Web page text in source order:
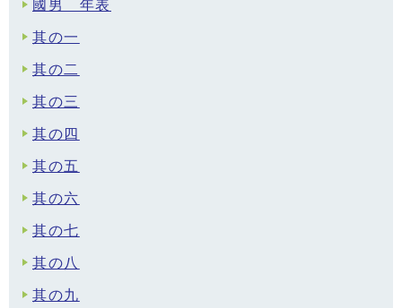
國男 年表
其の一
其の二
其の三
其の四
其の五
其の六
其の七
其の八
其の九